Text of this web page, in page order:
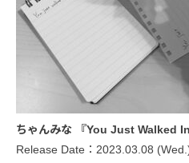
ちゃんみな 『You Just Walked
Release Date：2023.03.08